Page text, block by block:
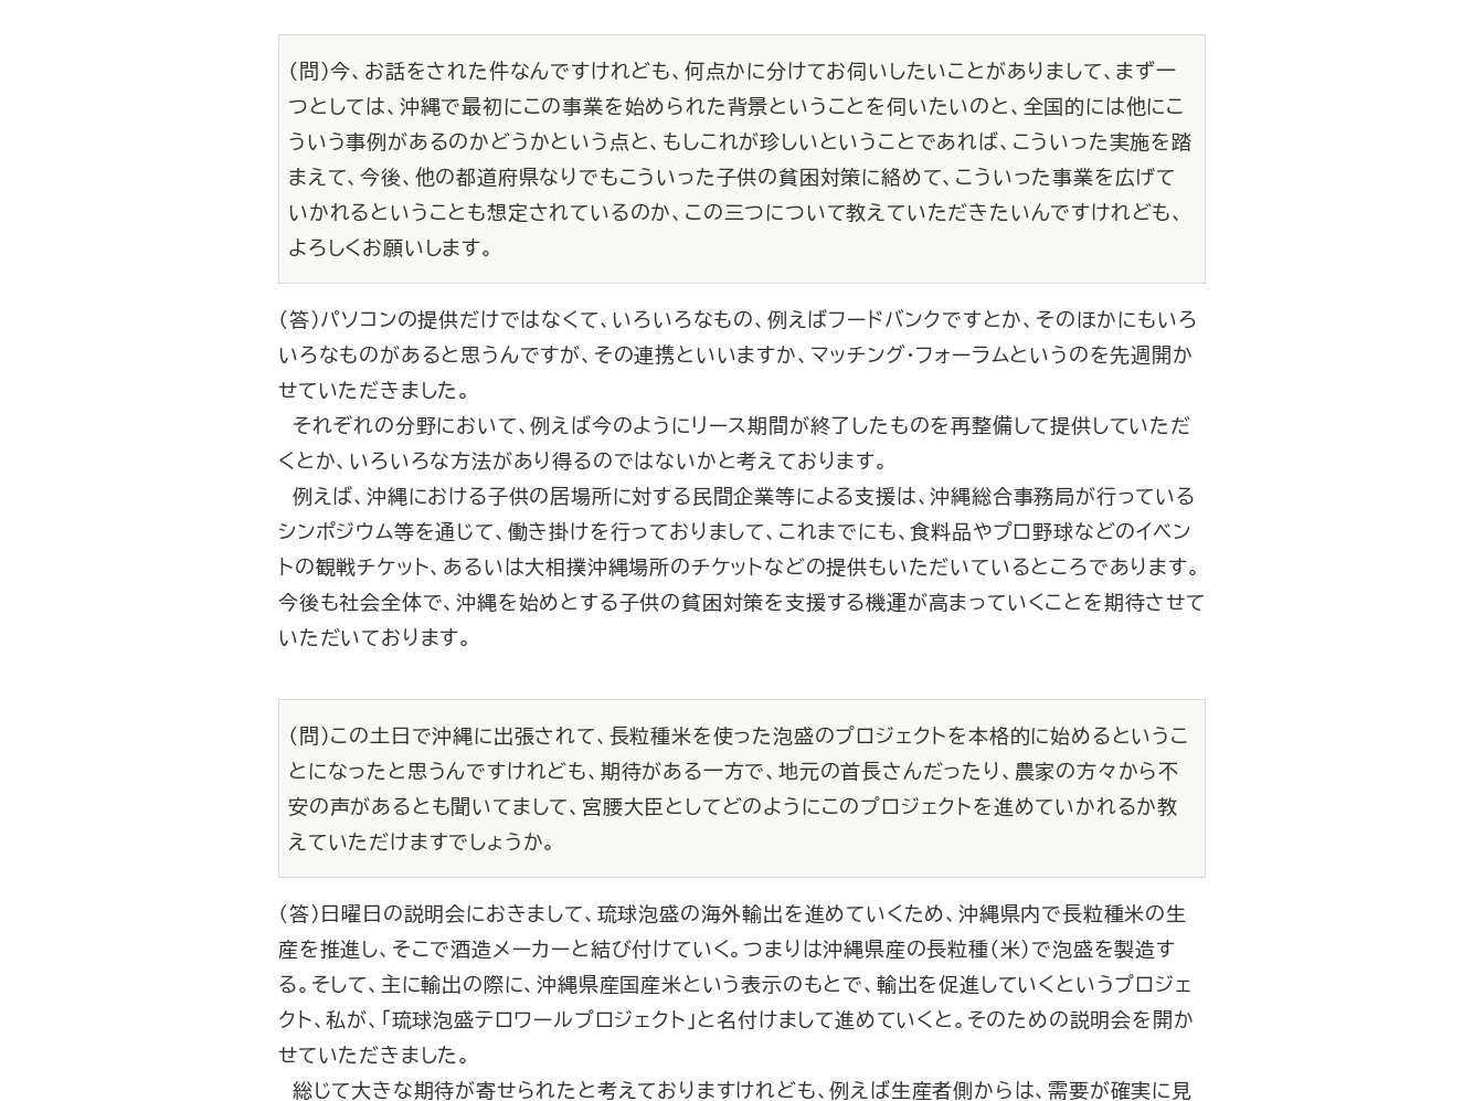
（問）今、お話をされた件なんですけれども、何点かに分けてお伺いしたいことがありまして、まず一
つとしては、沖縄で最初にこの事業を始められた背景ということを伺いたいのと、全国的には他にこ
ういう事例があるのかどうかという点と、もしこれが珍しいということであれば、こういった実施を踏
まえて、今後、他の都道府県なりでもこういった子供の貧困対策に絡めて、こういった事業を広げて
いかれるということも想定されているのか、この三つについて教えていただきたいんですけれども、
よろしくお願いします。
（答）パソコンの提供だけではなくて、いろいろなもの、例えばフードバンクですとか、そのほかにもいろ
いろなものがあると思うんですが、その連携といいますか、マッチング・フォーラムというのを先週開か
せていただきました。
それぞれの分野において、例えば今のようにリース期間が終了したものを再整備して提供していただ
くとか、いろいろな方法があり得るのではないかと考えております。
例えば、沖縄における子供の居場所に対する民間企業等による支援は、沖縄総合事務局が行っている
シンポジウム等を通じて、働き掛けを行っておりまして、これまでにも、食料品やプロ野球などのイベン
トの観戦チケット、あるいは大相撲沖縄場所のチケットなどの提供もいただいているところであります。
今後も社会全体で、沖縄を始めとする子供の貧困対策を支援する機運が高まっていくことを期待させて
いただいております。
（問）この土日で沖縄に出張されて、長粒種米を使った泡盛のプロジェクトを本格的に始めるというこ
とになったと思うんですけれども、期待がある一方で、地元の首長さんだったり、農家の方々から不
安の声があるとも聞いてまして、宮腰大臣としてどのようにこのプロジェクトを進めていかれるか教
えていただけますでしょうか。
（答）日曜日の説明会におきまして、琉球泡盛の海外輸出を進めていくため、沖縄県内で長粒種米の生
産を推進し、そこで酒造メーカーと結び付けていく。つまりは沖縄県産の長粒種（米）で泡盛を製造す
る。そして、主に輸出の際に、沖縄県産国産米という表示のもとで、輸出を促進していくというプロジェ
クト、私が、「琉球泡盛テロワールプロジェクト」と名付けまして進めていくと。そのための説明会を開か
せていただきました。
総じて大きな期待が寄せられたと考えておりますけれども、例えば生産者側からは、需要が確実に見